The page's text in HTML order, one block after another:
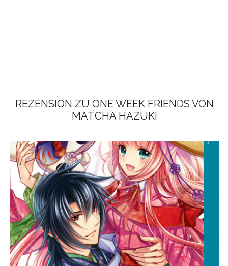
REZENSION ZU ONE WEEK FRIENDS VON
MATCHA HAZUKI